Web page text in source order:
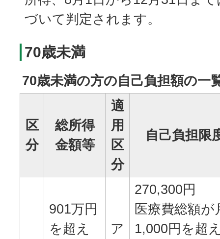
づいて判定されます。
70歳未満
70歳未満の方の自己負担額の一
区
分
総所得
金額等
適
用
区
分
自己負担限
901万円
を超え
ア
270,300円
医療費総額が
1,000円を超